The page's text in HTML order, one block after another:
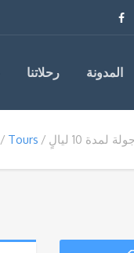
رحلاتنا المدونة
Tours 10 ليالٍ